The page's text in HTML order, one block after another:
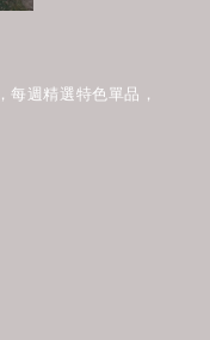
每週精選特色單品，